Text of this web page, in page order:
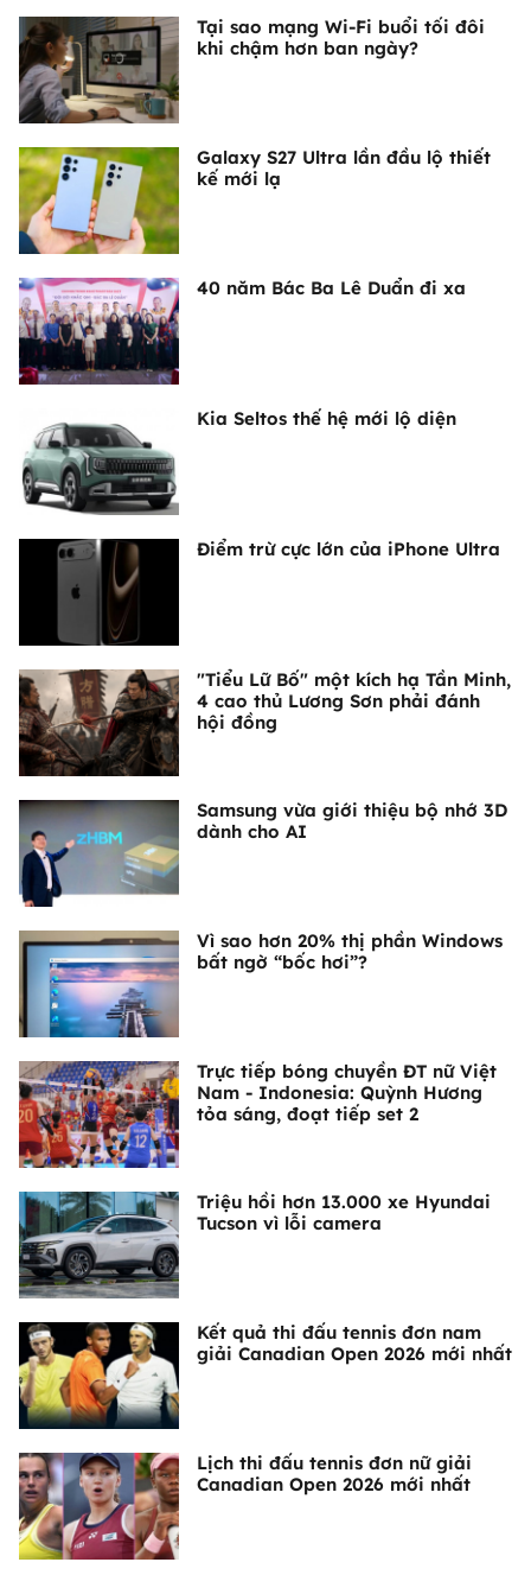
Tại sao mạng Wi-Fi buổi tối đôi
khi chậm hơn ban ngày?
Galaxy S27 Ultra lần đầu lộ thiết
kế mới lạ
40 năm Bác Ba Lê Duẩn đi xa
Kia Seltos thế hệ mới lộ diện
Điểm trừ cực lớn của iPhone Ultra
"Tiểu Lữ Bố" một kích hạ Tần Minh,
4 cao thủ Lương Sơn phải đánh
hội đồng
Samsung vừa giới thiệu bộ nhớ 3D
dành cho AI
Vì sao hơn 20% thị phần Windows
bất ngờ “bốc hơi”?
Trực tiếp bóng chuyền ĐT nữ Việt
Nam - Indonesia: Quỳnh Hương
tỏa sáng, đoạt tiếp set 2
Triệu hồi hơn 13.000 xe Hyundai
Tucson vì lỗi camera
Kết quả thi đấu tennis đơn nam
giải Canadian Open 2026 mới nhất
Lịch thi đấu tennis đơn nữ giải
Canadian Open 2026 mới nhất